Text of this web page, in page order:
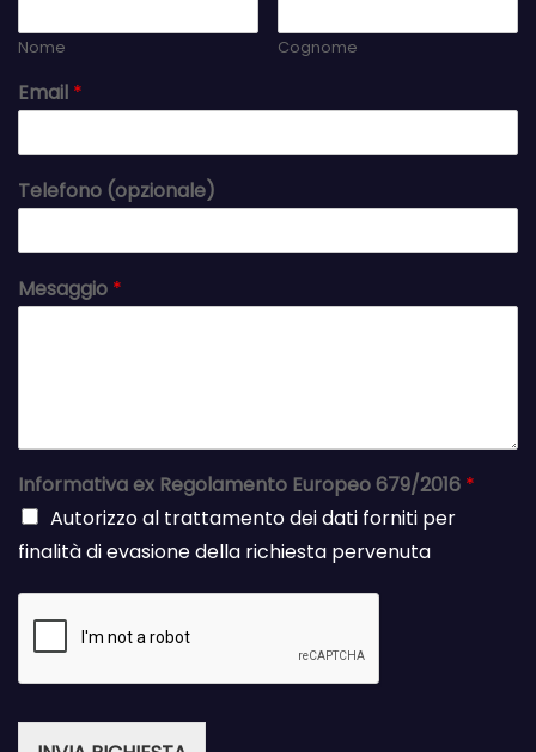
Nome Cognome
Email *
Telefono (opzionale)
Mesaggio *
Informativa ex Regolamento Europeo 679/2016 *
Autorizzo al trattamento dei dati forniti per
finalità di evasione della richiesta pervenuta